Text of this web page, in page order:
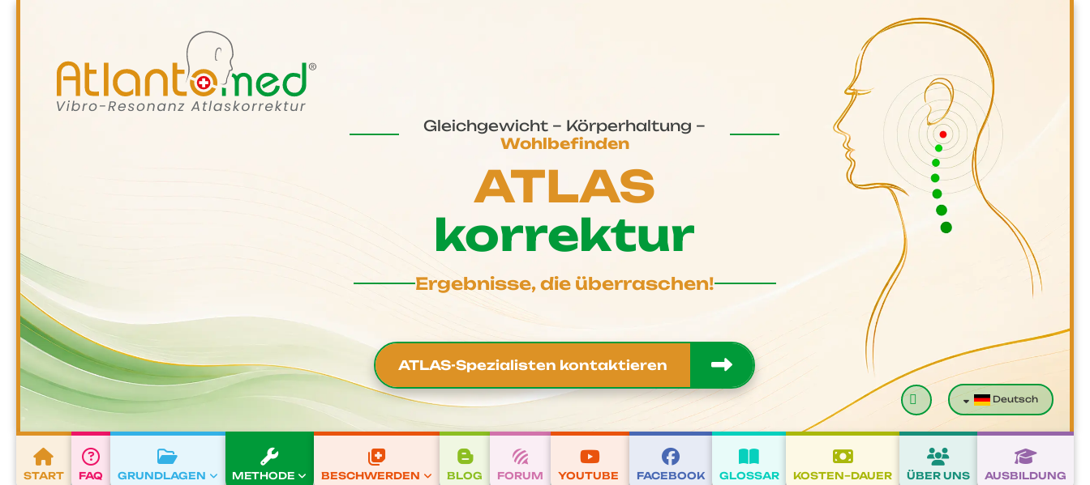
Gleichgewicht – Körperhaltung –
Wohlbefinden
ATLAS
korrektur
Ergebnisse, die überraschen!
ATLAS-Spezialisten kontaktieren
Suchen Deutsch
START FAQ GRUNDLAGEN METHODE BESCHWERDEN BLOG FORUM YOUTUBE FACEBOOK GLOSSAR KOSTEN–DAUER ÜBER UNS AUSBILDUNG